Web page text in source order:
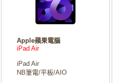
Apple蘋果電腦
iPad Air
iPad Air
NB筆電/平板/AIO